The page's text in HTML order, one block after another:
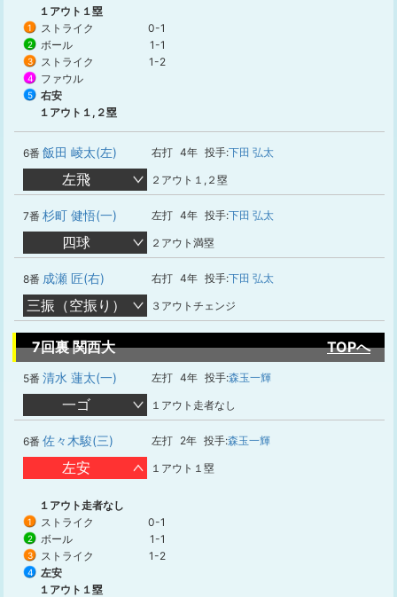
１アウト１塁
1 ストライク 0-1
2 ボール 1-1
3 ストライク 1-2
4 ファウル
5
右安
１アウト１,２塁
6番 飯田 崚太(左) 右打 4年 投手:下田 弘太
左飛 ２アウト１,２塁
7番 杉町 健悟(一) 左打 4年 投手:下田 弘太
四球 ２アウト満塁
8番 成瀬 匠(右) 右打 4年 投手:下田 弘太
三振（空振り） ３アウトチェンジ
7回裏 関西大 TOPへ
5番 清水 蓮太(一) 左打 4年 投手:森玉一輝
一ゴ １アウト走者なし
6番 佐々木駿(三) 左打 2年 投手:森玉一輝
左安 １アウト１塁
１アウト走者なし
1 ストライク 0-1
2 ボール 1-1
3 ストライク 1-2
4
左安
１アウト１塁